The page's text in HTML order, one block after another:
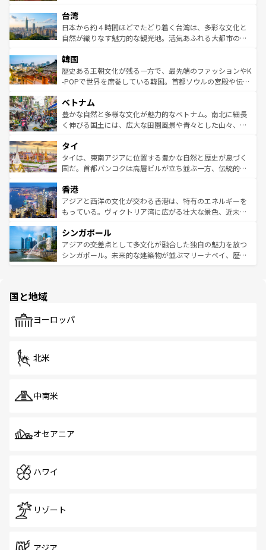
ならではの贅沢な旅のスタイルだ。 なお、新着のアメリカ
情報はコンテンツ一覧を参照してほしい。
れるおもてなしの心で訪れる人々を迎えてくれるハワイの
人々、おいしいローカルフードやハワイアンミュージッ
ク、伝統的なフラダンスなど、すべてがハワイの魅力を彩
ワイを、存分に味わってほしい。 なお、新着のハワイ情報
はコンテンツ一覧を参照してほしい。
リアリーフや大陸中央部にそびえるウルル（エアーズロッ
ク）、タスマニアの美しい原生林やケアンズの熱帯雨林な
ど、見どころがたくさん。また、カフェやワイン、オージ
いる。アクティビティも充実しており、サーフィンやダイ
ビング、ハイキングなど、アウトドア好きにはたまらな
い。オーストラリアの多彩な魅力を存分に味わいつくそ
参照してほしい。
台湾
日本から約４時間ほどでたどり着く台湾は、多彩な文化と
自然が織りなす魅力的な観光地。活気あふれる大都市の台
ン）、静ひつな山岳地帯である台湾東部など、都市の喧騒
と山間の静けさが共存しており、訪れる人に新しい発見と
驚きをもたらしてくれる。また、奥深い台湾の食文化も魅
容にもいいと評判のスイーツなど、バラエティ豊かな料理
が味わえる。 なお、新着の台湾情報は コンテンツ一覧を参
照してほしい。
韓国
歴史ある王朝文化が残る一方で、最先端のファッションやK
-POPで世界を席巻している韓国。首都ソウルの宮殿や伝統
き、地方に足を延ばせば四季折々の自然美を楽しむことが
できる。そして、キムチや焼肉、絶品のストリートフード
まで、さまざまな韓国料理が待っている。夜には、韓国な
リティに包まれながら、韓国の多彩な魅力を心ゆくまで味
わってみてほしい。 なお、新着の韓国情報はコンテンツ一
覧を参照してほしい。
ベトナム
豊かな自然と多様な文化が魅力的なベトナム。南北に細長
く伸びる国土には、広大な田園風景や青々とした山々、世
急速な発展と共に伝統が息づく。ハノイの古い町並みやホ
ーチミン市のフランス統治時代の建物も、独特の雰囲気を
醸し出している。また、バラエティの豊かさとおいしさで
とつ。フォーやバインミー、ベトナムコーヒーなどは、ぜ
ひ現地で味わいたい。どの地域を訪れてもあたたかい人々
が旅行者を迎えてくれるので、きっと忘れられない旅にな
参照してほしい。
タイ
タイは、東南アジアに位置する豊かな自然と歴史が息づく
国だ。首都バンコクは高層ビルが立ち並ぶ一方、伝統的な
の活気が交差している。北部ではチェンマイなどの山岳地
帯で自然と触れ合い、南部ではプーケットやクラビの美し
いビーチでリゾート気分を楽しむことができる。タイ料理
激する。気候は一年中温暖で、どの季節にも異なる楽しみ
が待っている。親しみやすいタイの人々、仏教を中心とし
た文化、そして多様な観光資源が、訪れる旅人を魅了し続
香港
アジアと西洋の文化が交わる香港は、特有のエネルギーを
もっている。ヴィクトリア湾に広がる壮大な景色、近未来
み、どこを訪れても感動するはず。観光スポットが密集し
ており、効率よく見どころを回れるのも魅力。息をのむよ
うな絶景から文化的な体験まで、香港を存分に楽しみ尽く
シンガポール
アジアの交差点として多文化が融合した独自の魅力を放つ
シンガポール。未来的な建築物が並ぶマリーナベイ、歴史
で、ホーカーズは地元の風情を楽しめる外せないスポット
国と地域
ヨーロッパ
北米
中南米
オセアニア
ハワイ
リゾート